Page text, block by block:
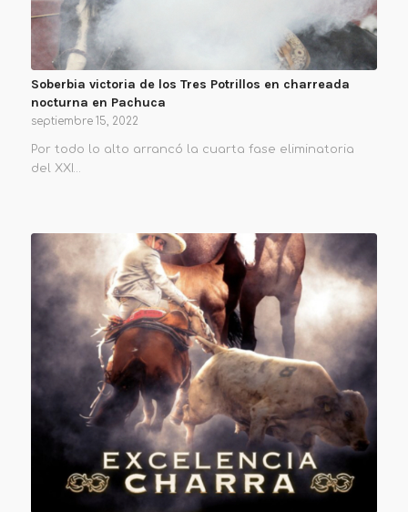
Soberbia victoria de los Tres Potrillos en charreada
nocturna en Pachuca
septiembre 15, 2022
Por todo lo alto arrancó la cuarta fase eliminatoria
del XXI…